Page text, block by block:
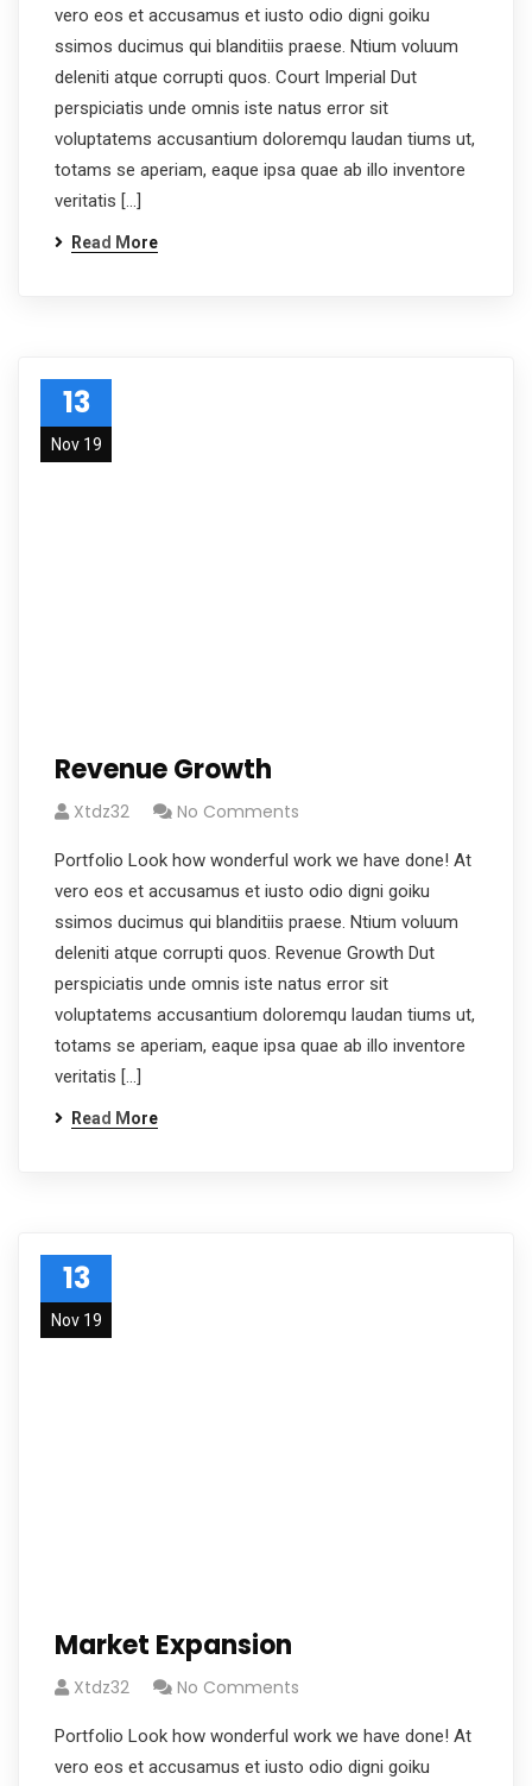
vero eos et accusamus et iusto odio digni goiku
ssimos ducimus qui blanditiis praese. Ntium voluum
deleniti atque corrupti quos. Court Imperial Dut
perspiciatis unde omnis iste natus error sit
voluptatems accusantium doloremqu laudan tiums ut,
totams se aperiam, eaque ipsa quae ab illo inventore
veritatis […]
Read More
13
Nov 19
Revenue Growth
Xtdz32 No Comments
Portfolio Look how wonderful work we have done! At
vero eos et accusamus et iusto odio digni goiku
ssimos ducimus qui blanditiis praese. Ntium voluum
deleniti atque corrupti quos. Revenue Growth Dut
perspiciatis unde omnis iste natus error sit
voluptatems accusantium doloremqu laudan tiums ut,
totams se aperiam, eaque ipsa quae ab illo inventore
veritatis […]
Read More
13
Nov 19
Market Expansion
Xtdz32 No Comments
Portfolio Look how wonderful work we have done! At
vero eos et accusamus et iusto odio digni goiku